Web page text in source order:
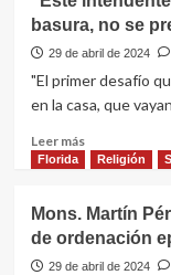
convoca
para
acto
por
Día
los
basura, no se
29 de abril de 2024
"El primer desafío
en la casa, que
Leer másLeer
más
intendente
va
a
Florida Religión
Mons. Martín
de ordenación
29 de abril de 2024